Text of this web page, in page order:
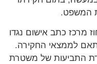
המשפט.
מרכז כתב אישום נגדו
לממצאי החקירה.
התביעות של משטרת